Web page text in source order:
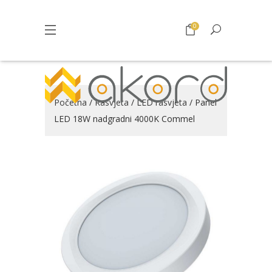
0
Početna /Rasvjeta /LED rasvjeta / Panel
LED 18W nadgradni 4000K Commel